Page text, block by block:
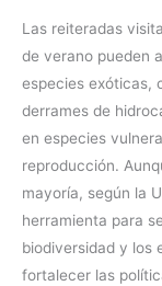
Las reiteradas
de verano pueden
especies exóticas,
derrames de
en especies
reproducción.
mayoría, según la
herramienta para
biodiversidad y los
fortalecer las